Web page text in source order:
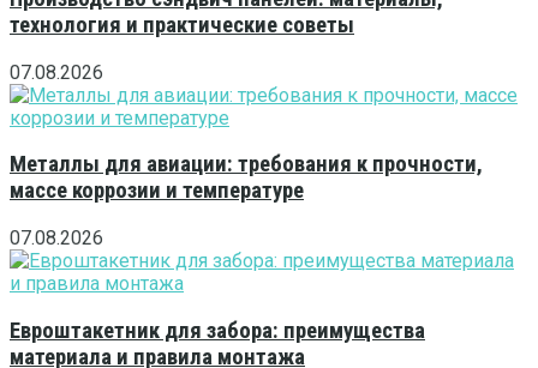
технология и практические советы
07.08.2026
Металлы для авиации: требования к прочности,
массе коррозии и температуре
07.08.2026
Евроштакетник для забора: преимущества
материала и правила монтажа